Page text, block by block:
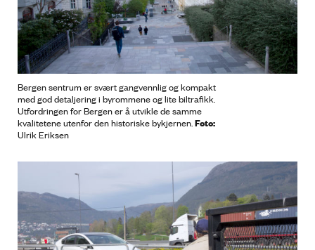
Bergen sentrum er svært gangvennlig og kompakt
med god detaljering i byrommene og lite biltrafikk.
Utfordringen for Bergen er å utvikle de samme
kvalitetene utenfor den historiske bykjernen.Foto:
Ulrik Eriksen